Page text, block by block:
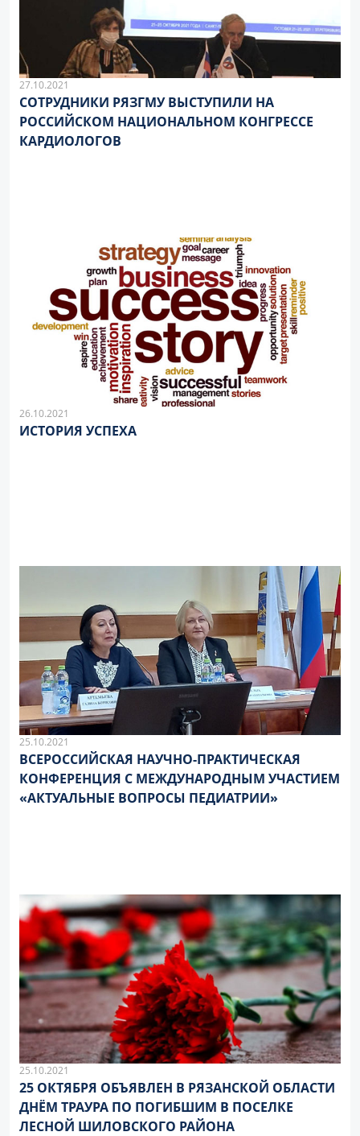
27.10.2021
СОТРУДНИКИ РЯЗГМУ ВЫСТУПИЛИ НА
РОССИЙСКОМ НАЦИОНАЛЬНОМ КОНГРЕССЕ
КАРДИОЛОГОВ
26.10.2021
ИСТОРИЯ УСПЕХА
25.10.2021
ВСЕРОССИЙСКАЯ НАУЧНО-ПРАКТИЧЕСКАЯ
КОНФЕРЕНЦИЯ С МЕЖДУНАРОДНЫМ УЧАСТИЕМ
«АКТУАЛЬНЫЕ ВОПРОСЫ ПЕДИАТРИИ»
25.10.2021
25 ОКТЯБРЯ ОБЪЯВЛЕН В РЯЗАНСКОЙ ОБЛАСТИ
ДНЁМ ТРАУРА ПО ПОГИБШИМ В ПОСЕЛКЕ
ЛЕСНОЙ ШИЛОВСКОГО РАЙОНА